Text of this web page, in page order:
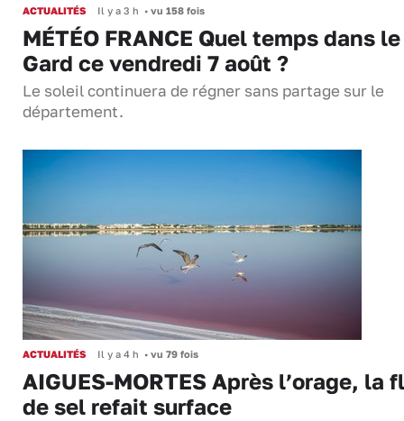
ACTUALITÉS Il y a 3 h • vu 158 fois
MÉTÉO FRANCE Quel temps dans le
Gard ce vendredi 7 août ?
Le soleil continuera de régner sans partage sur le
département.
ACTUALITÉS Il y a 4 h • vu 79 fois
AIGUES-MORTES Après l’orage, la
de sel refait surface